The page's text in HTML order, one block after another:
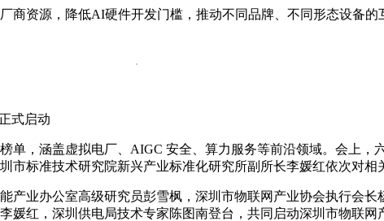
商资源，降低AI硬件开发门槛，推动不同品牌、不同形态设备
式启动
单，涵盖虚拟电厂、AIGC 安全、算力服务等前沿领域。会上
标准技术研究院新兴产业标准化研究所副所长李媛红依次对相
产业办公室高级研究员彭雪枫，深圳市物联网产业协会执行会
红，深圳供电局技术专家陈图南登台，共同启动深圳市物联网